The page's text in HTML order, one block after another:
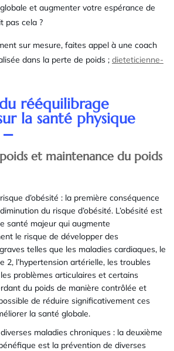
et augmenter votre espérance de
pas cela ?
sur mesure, faites appel à une coach
dans la perte de poids ; dieteticienne-
rééquilibrage
la santé physique
et maintenance du poids
d’obésité : la première conséquence
du risque d’obésité. L’obésité est
santé majeur qui augmente
le risque de développer des
telles que les maladies cardiaques, le
2, l’hypertension artérielle, les troubles
problèmes articulaires et certains
du poids de manière contrôlée et
de réduire significativement ces
la santé globale.
maladies chroniques : la deuxième
est la prévention de diverses